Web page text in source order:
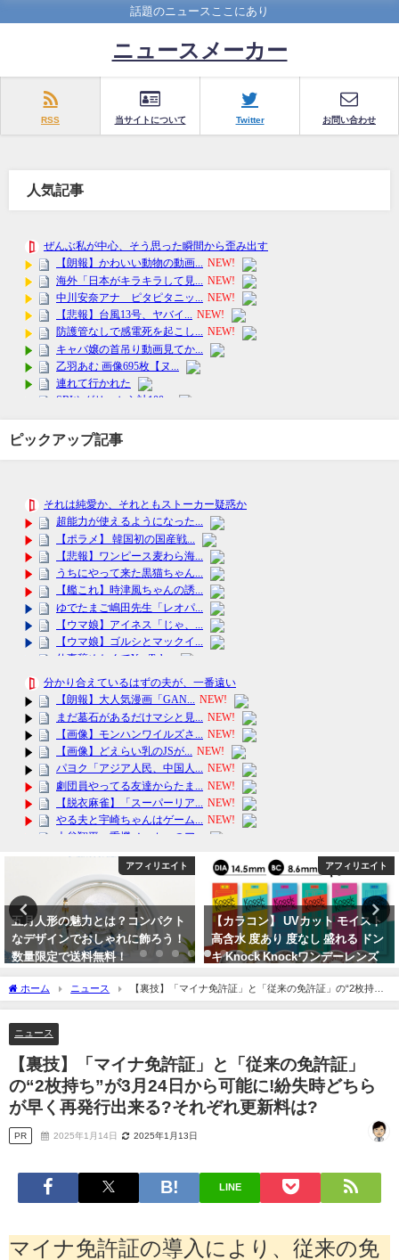
話題のニュースここにあり
ニュースメーカー
RSS 当サイトについて Twitter お問い合わせ
人気記事
ピックアップ記事
アフィリエイト
【カラコン】 UVカット モイスト
高含水 度あり 度なし 盛れる ドン
キ Knock Knockワンデーレンズ
の魅力とは？
アフィリエイト
公式 iFace iPhone15 ケース
15Pro 15Plus 15Promax
iPhone14 ケース iPhone13mini
iPhone13
ホーム ニュース
【裏技】「マイナ免許証」と「従来の免許証」の“2枚持
ち”が3月24日から可能に!紛失時どちらが早く再発行出来る?それぞれ更新料は?
ニュース
【裏技】「マイナ免許証」と「従来の免許証」
の“2枚持ち”が3月24日から可能に!紛失時どちら
が早く再発行出来る?それぞれ更新料は?
PR 2025年1月14日 2025年1月13日
LINE
マイナ免許証の導入により、従来の免